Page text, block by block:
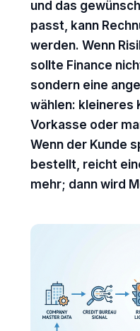
und das
passt, kann
werden. Wenn
sollte Finance
sondern eine
wählen: kleineres
Vorkasse oder
Wenn der Kunde
bestellt, reicht
mehr; dann wird